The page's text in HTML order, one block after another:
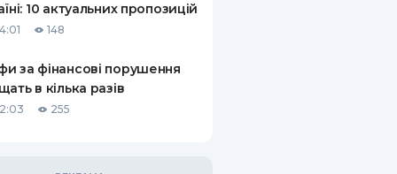
10 актуальних пропозицій
148
за фінансові порушення
в кілька разів
255